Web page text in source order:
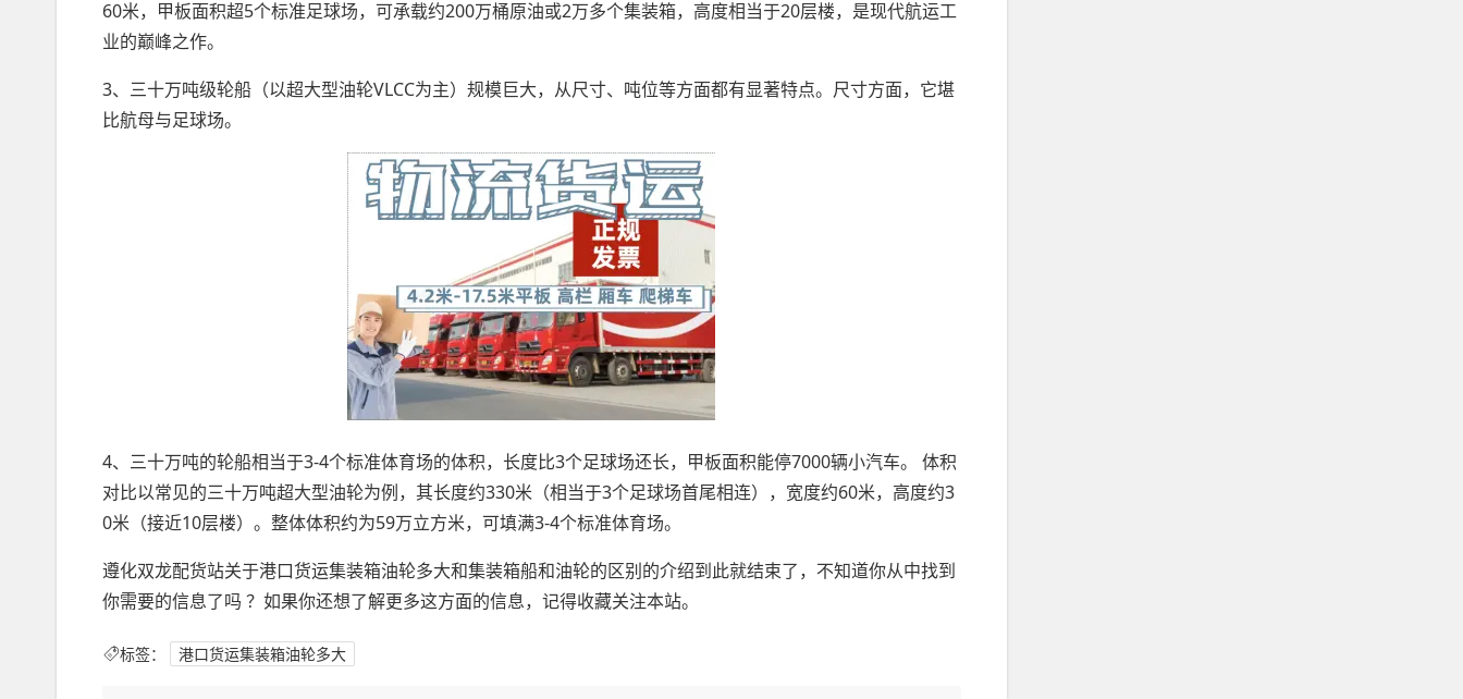
60米，甲板面积超5个标准足球场，可承载约200万桶原油或2万多个集装箱，高度相当于20层楼，是现代航运工
业的巅峰之作。
3、三十万吨级轮船（以超大型油轮VLCC为主）规模巨大，从尺寸、吨位等方面都有显著特点。尺寸方面，它堪
比航母与足球场。
4、三十万吨的轮船相当于3-4个标准体育场的体积，长度比3个足球场还长，甲板面积能停7000辆小汽车。 体积
对比以常见的三十万吨超大型油轮为例，其长度约330米（相当于3个足球场首尾相连），宽度约60米，高度约3
0米（接近10层楼）。整体体积约为59万立方米，可填满3-4个标准体育场。
遵化双龙配货站关于港口货运集装箱油轮多大和集装箱船和油轮的区别的介绍到此就结束了，不知道你从中找到
你需要的信息了吗 ？如果你还想了解更多这方面的信息，记得收藏关注本站。
标签： 港口货运集装箱油轮多大